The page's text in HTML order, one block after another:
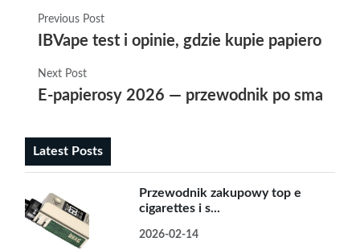
Previous Post
IBVape test i opinie, gdzie kupie papierosy
Next Post
E-papierosy 2026 — przewodnik po
Latest Posts
Przewodnik zakupowy top e
cigarettes i s...
2026-02-14